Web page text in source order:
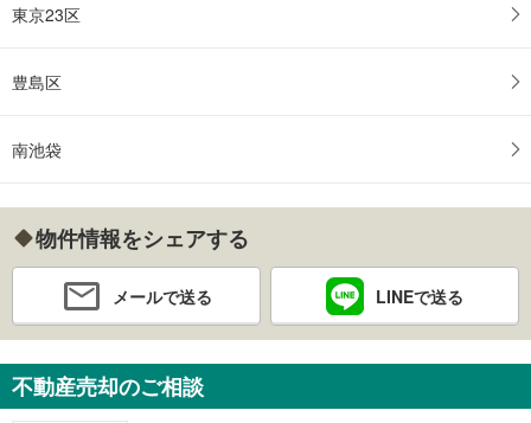
東京23区
豊島区
南池袋
物件情報をシェアする
メールで送る LINEで送る
不動産売却のご相談